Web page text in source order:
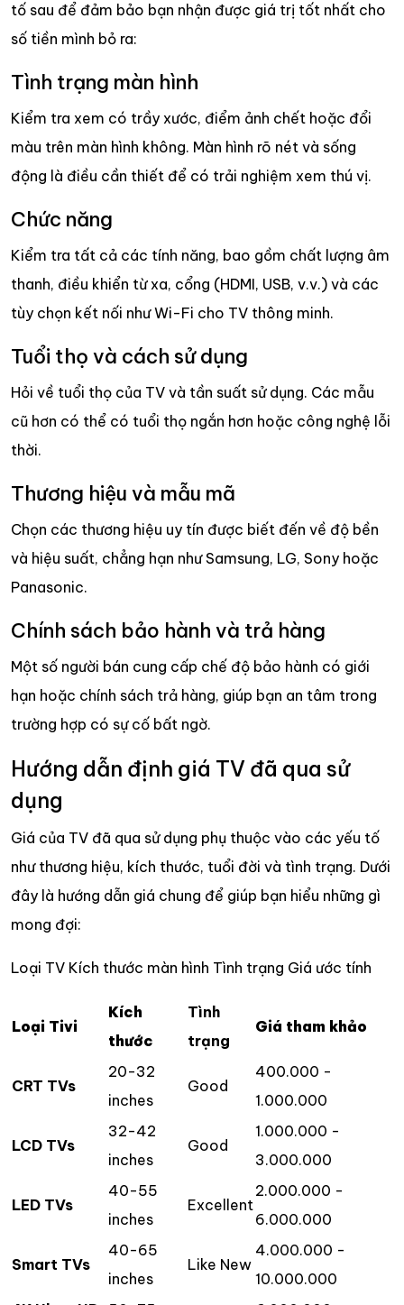
tố sau để đảm bảo bạn nhận được giá trị tốt nhất cho
số tiền mình bỏ ra:
Tình trạng màn hình
Kiểm tra xem có trầy xước, điểm ảnh chết hoặc đổi
màu trên màn hình không. Màn hình rõ nét và sống
động là điều cần thiết để có trải nghiệm xem thú vị.
Chức năng
Kiểm tra tất cả các tính năng, bao gồm chất lượng âm
thanh, điều khiển từ xa, cổng (HDMI, USB, v.v.) và các
tùy chọn kết nối như Wi-Fi cho TV thông minh.
Tuổi thọ và cách sử dụng
Hỏi về tuổi thọ của TV và tần suất sử dụng. Các mẫu
cũ hơn có thể có tuổi thọ ngắn hơn hoặc công nghệ lỗi
thời.
Thương hiệu và mẫu mã
Chọn các thương hiệu uy tín được biết đến về độ bền
và hiệu suất, chẳng hạn như Samsung, LG, Sony hoặc
Panasonic.
Chính sách bảo hành và trả hàng
Một số người bán cung cấp chế độ bảo hành có giới
hạn hoặc chính sách trả hàng, giúp bạn an tâm trong
trường hợp có sự cố bất ngờ.
Hướng dẫn định giá TV đã qua sử
dụng
Giá của TV đã qua sử dụng phụ thuộc vào các yếu tố
như thương hiệu, kích thước, tuổi đời và tình trạng. Dưới
đây là hướng dẫn giá chung để giúp bạn hiểu những gì
mong đợi:
Loại TV Kích thước màn hình Tình trạng Giá ước tính
Loại Tivi
Kích
thước
Tình
trạng
Giá tham khảo
CRT TVs
20-32
inches
Good
400.000 -
1.000.000
LCD TVs
32-42
inches
Good
1.000.000 -
3.000.000
LED TVs
40-55
inches
Excellent
2.000.000 -
6.000.000
Smart TVs
40-65
inches
Like New
4.000.000 -
10.000.000